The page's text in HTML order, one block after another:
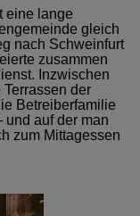
eine lange
gleich
nach Schweinfurt
zusammen
Inzwischen
der
Betreiberfamilie
und auf der man
zum Mittagessen